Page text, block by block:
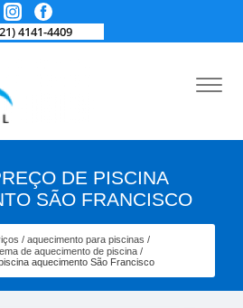
4141-4409
DE PISCINA
SÃO FRANCISCO
aquecimento para piscinas
de aquecimento de piscina
aquecimento São Francisco